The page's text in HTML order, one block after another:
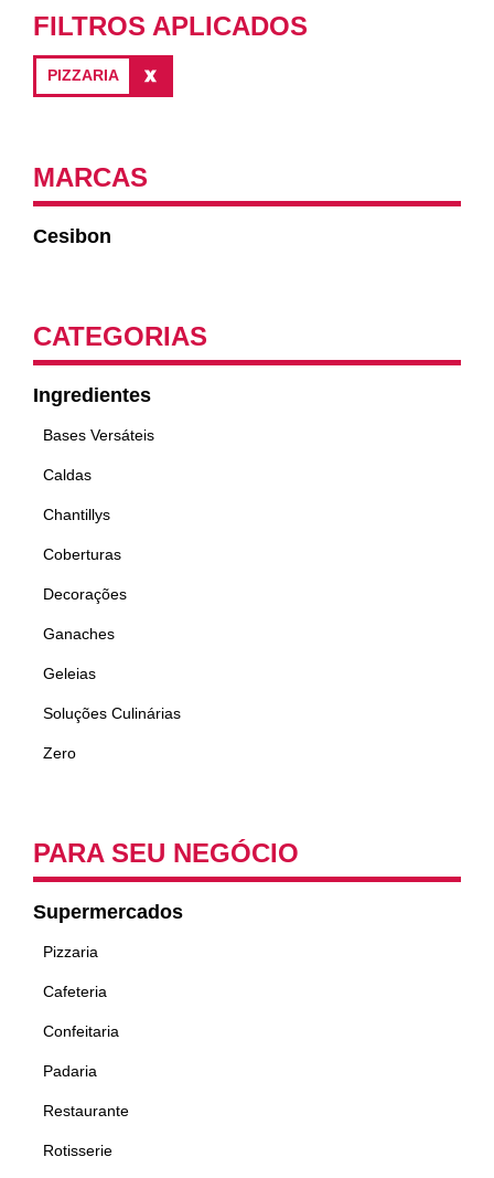
FILTROS APLICADOS
PIZZARIA
MARCAS
Cesibon
CATEGORIAS
Ingredientes
Bases Versáteis
Caldas
Chantillys
Coberturas
Decorações
Ganaches
Geleias
Soluções Culinárias
Zero
PARA SEU NEGÓCIO
Supermercados
Pizzaria
Cafeteria
Confeitaria
Padaria
Restaurante
Rotisserie